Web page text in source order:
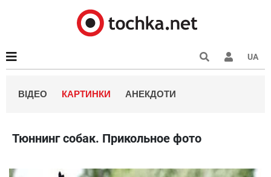
UA
ВІДЕО КАРТИНКИ АНЕКДОТИ
Тюннинг собак. Прикольное фото